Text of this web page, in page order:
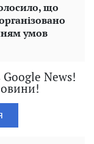
що
умов
News!